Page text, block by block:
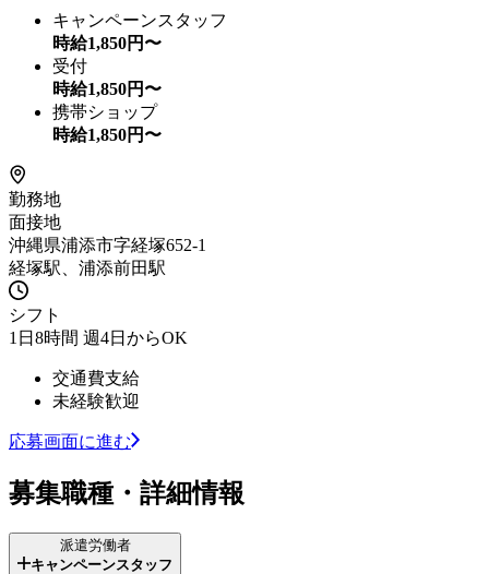
キャンペーンスタッフ
時給1,850円〜
受付
時給1,850円〜
携帯ショップ
時給1,850円〜
勤務地
面接地
沖縄県浦添市字経塚652-1
経塚駅、浦添前田駅
シフト
1日8時間 週4日からOK
交通費支給
未経験歓迎
応募画面に進む
募集職種・詳細情報
派遣労働者
キャンペーンスタッフ